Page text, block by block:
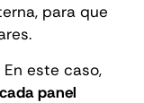
para que
este caso,
panel